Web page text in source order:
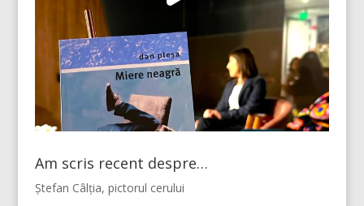
Am scris recent despre…
Ștefan Câlția, pictorul cerului